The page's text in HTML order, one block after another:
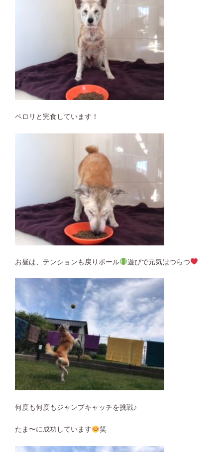
ペロリと完食しています！
お昼は、テンションも戻りボール 遊びで元気はつらつ
何度も何度もジャンプキャッチを挑戦♪
たま〜に成功しています 笑